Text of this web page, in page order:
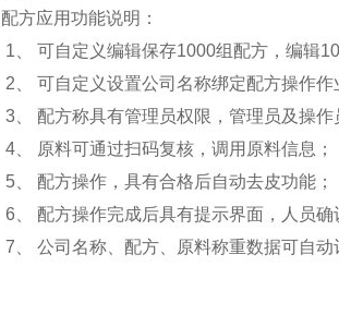
配方应用功能说明：
1、 可自定义编辑保存1000组配方，编辑
2、 可自定义设置公司名称绑定配方操作作
3、 配方称具有管理员权限，管理员及操作
4、 原料可通过扫码复核，调用原料信息；
5、 配方操作，具有合格后自动去皮功能；
6、 配方操作完成后具有提示界面，人员确
7、 公司名称、配方、原料称重数据可自